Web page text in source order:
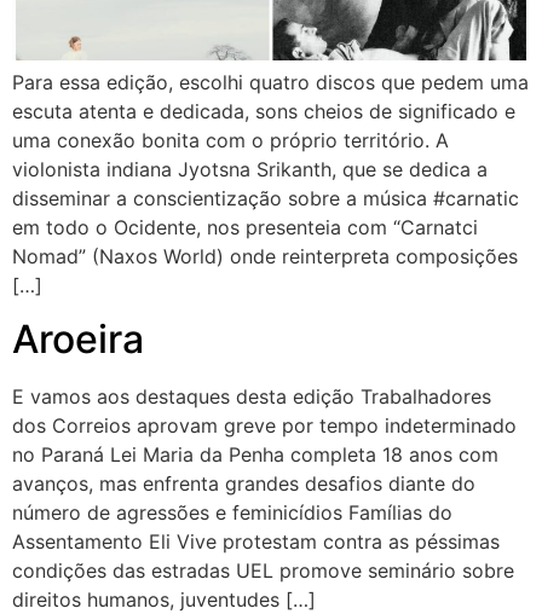
Para essa edição, escolhi quatro discos que pedem uma
escuta atenta e dedicada, sons cheios de significado e
uma conexão bonita com o próprio território. A
violonista indiana Jyotsna Srikanth, que se dedica a
disseminar a conscientização sobre a música #carnatic
em todo o Ocidente, nos presenteia com “Carnatci
Nomad” (Naxos World) onde reinterpreta composições
[…]
Aroeira
E vamos aos destaques desta edição Trabalhadores
dos Correios aprovam greve por tempo indeterminado
no Paraná Lei Maria da Penha completa 18 anos com
avanços, mas enfrenta grandes desafios diante do
número de agressões e feminicídios Famílias do
Assentamento Eli Vive protestam contra as péssimas
condições das estradas UEL promove seminário sobre
direitos humanos, juventudes […]